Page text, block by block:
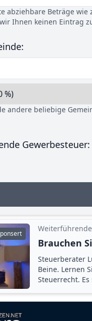
abziehbare Beträge wie
Ihnen keinen Eintrag
andere beliebige
Gewerbesteuer:
Brauchen
Steuerberater
Beine. Lernen
Steuerrecht.